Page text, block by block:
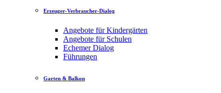
Erzeuger-Verbraucher-Dialog
Angebote für Kindergärten
Angebote für Schulen
Echemer Dialog
Führungen
Garten & Balkon